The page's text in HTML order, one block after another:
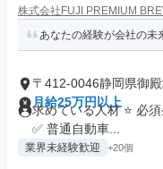
株式会社FUJI PREMIUM
あなたの経験が会社の未
〒412-0046静岡県御
月給25万円以上
求めている人材 ⭐
✅ 普通自動車...
業界未経験歓迎 +20個